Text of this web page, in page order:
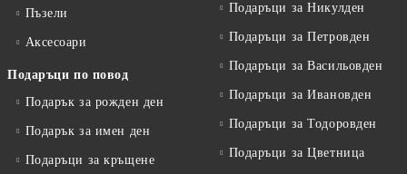
Пъзели
Аксесоари
Подаръци по повод
Подарък за рожден ден
Подарък за имен ден
Подаръци за кръщене
Подаръци за Никулден
Подаръци за Петровден
Подаръци за Васильовден
Подаръци за Ивановден
Подаръци за Тодоровден
Подаръци за Цветница